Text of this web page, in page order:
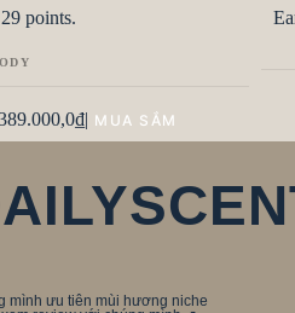
points.
₫|
mình ưu tiên mùi hương niche